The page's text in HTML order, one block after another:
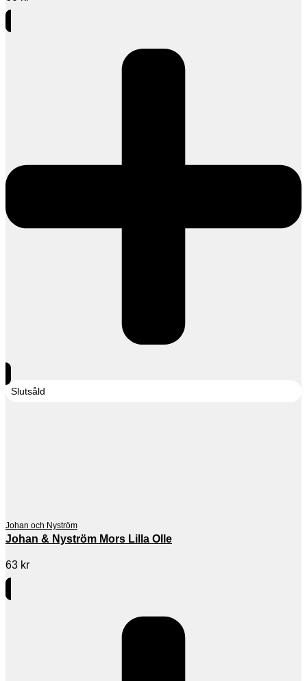
Slutsåld
Johan och Nyström
Johan & Nyström Mors Lilla Olle
63 kr